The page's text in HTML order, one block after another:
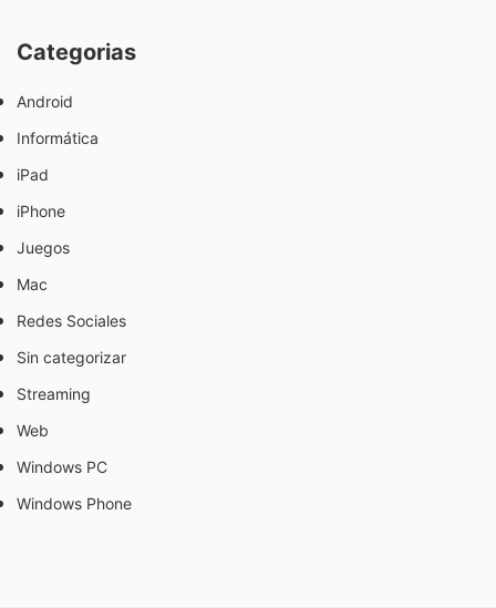
Categorias
Android
Informática
iPad
iPhone
Juegos
Mac
Redes Sociales
Sin categorizar
Streaming
Web
Windows PC
Windows Phone